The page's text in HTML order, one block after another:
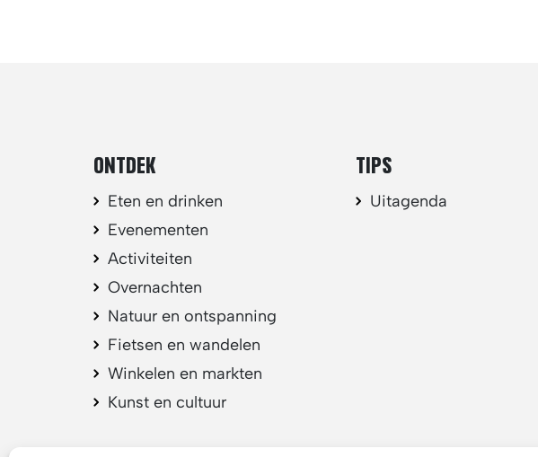
ONTDEK
Eten en drinken
Evenementen
Activiteiten
Overnachten
Natuur en ontspanning
Fietsen en wandelen
Winkelen en markten
Kunst en cultuur
TIPS
Uitagenda